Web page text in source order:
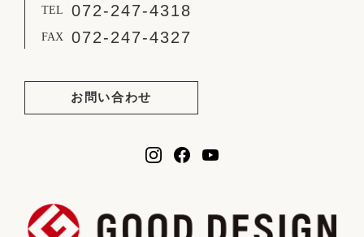
TEL 072-247-4318
FAX 072-247-4327
お問い合わせ